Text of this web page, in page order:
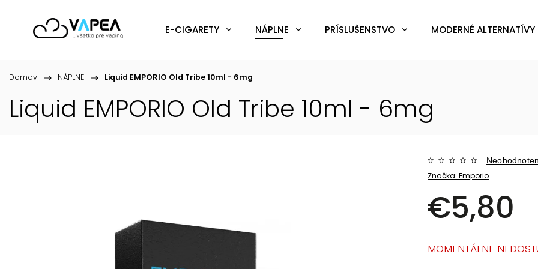
E-CIGARETY NÁPLNE PRÍSLUŠENSTVO MODERNÉ ALTERNATÍVY
Domov / NÁPLNE / Liquid EMPORIO Old Tribe 10ml - 6mg
Liquid EMPORIO Old Tribe 10ml - 6mg
Značka:Emporio
€5,80
MOMENTÁLNE